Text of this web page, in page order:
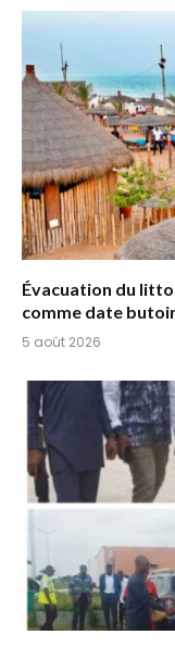
Évacuation du
comme date
5 août 2026